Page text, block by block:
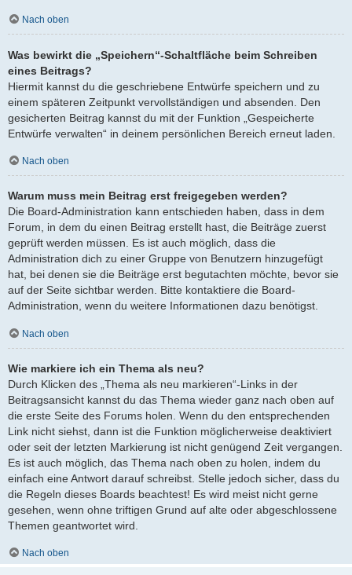
Nach oben
Was bewirkt die „Speichern“-Schaltfläche beim Schreiben
eines Beitrags?
Hiermit kannst du die geschriebene Entwürfe speichern und zu
einem späteren Zeitpunkt vervollständigen und absenden. Den
gesicherten Beitrag kannst du mit der Funktion „Gespeicherte
Entwürfe verwalten“ in deinem persönlichen Bereich erneut laden.
Nach oben
Warum muss mein Beitrag erst freigegeben werden?
Die Board-Administration kann entschieden haben, dass in dem
Forum, in dem du einen Beitrag erstellt hast, die Beiträge zuerst
geprüft werden müssen. Es ist auch möglich, dass die
Administration dich zu einer Gruppe von Benutzern hinzugefügt
hat, bei denen sie die Beiträge erst begutachten möchte, bevor sie
auf der Seite sichtbar werden. Bitte kontaktiere die Board-
Administration, wenn du weitere Informationen dazu benötigst.
Nach oben
Wie markiere ich ein Thema als neu?
Durch Klicken des „Thema als neu markieren“-Links in der
Beitragsansicht kannst du das Thema wieder ganz nach oben auf
die erste Seite des Forums holen. Wenn du den entsprechenden
Link nicht siehst, dann ist die Funktion möglicherweise deaktiviert
oder seit der letzten Markierung ist nicht genügend Zeit vergangen.
Es ist auch möglich, das Thema nach oben zu holen, indem du
einfach eine Antwort darauf schreibst. Stelle jedoch sicher, dass du
die Regeln dieses Boards beachtest! Es wird meist nicht gerne
gesehen, wenn ohne triftigen Grund auf alte oder abgeschlossene
Themen geantwortet wird.
Nach oben